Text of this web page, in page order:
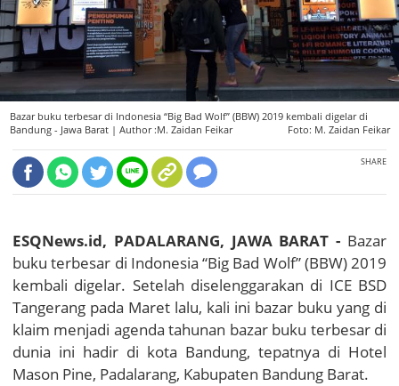
Bazar buku terbesar di Indonesia “Big Bad Wolf” (BBW) 2019 kembali digelar di
Bandung - Jawa Barat | Author :M. Zaidan Feikar Foto: M. Zaidan Feikar
SHARE
ESQNews.id, PADALARANG, JAWA BARAT - Bazar
buku terbesar di Indonesia “Big Bad Wolf” (BBW) 2019
kembali digelar. Setelah diselenggarakan di ICE BSD
Tangerang pada Maret lalu, kali ini bazar buku yang di
klaim menjadi agenda tahunan bazar buku terbesar di
dunia ini hadir di kota Bandung, tepatnya di Hotel
Mason Pine, Padalarang, Kabupaten Bandung Barat.